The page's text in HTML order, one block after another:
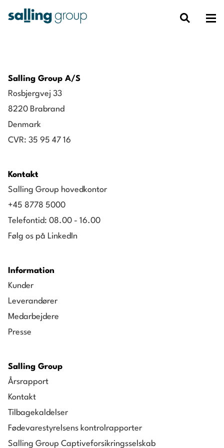
Salling Group A/S
Rosbjergvej 33
8220 Brabrand
Denmark
CVR: 35 95 47 16
Kontakt
Salling Group hovedkontor
+45 8778 5000
Telefontid: 08.00 - 16.00
Følg os på LinkedIn
Information
Kunder
Leverandører
Medarbejdere
Presse
Salling Group
Årsrapport
Kontakt
Tilbagekaldelser
Fødevarestyrelsens kontrolrapporter
Salling Group Captiveforsikringsselskab